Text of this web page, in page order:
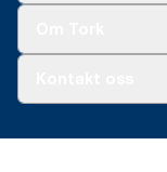
(+47) 22 70 62